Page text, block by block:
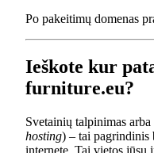
Po pakeitimų domenas
Ieškote kur
furniture.eu?
Svetainių talpinimas
hosting) – tai pagrindinis
internete. Tai vietos jūsų